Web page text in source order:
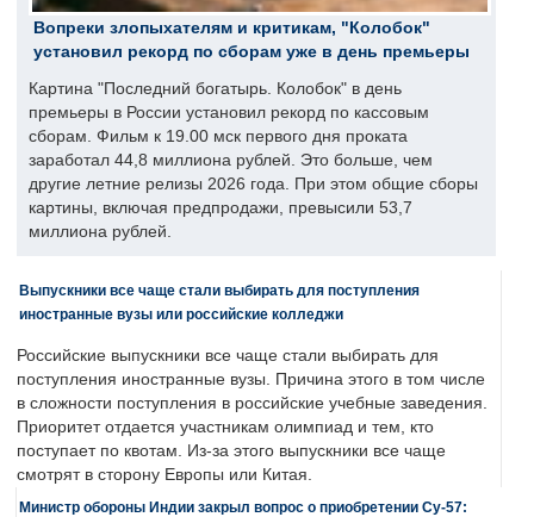
Вопреки злопыхателям и критикам, "Колобок"
установил рекорд по сборам уже в день премьеры
Картина "Последний богатырь. Колобок" в день
премьеры в России установил рекорд по кассовым
сборам. Фильм к 19.00 мск первого дня проката
заработал 44,8 миллиона рублей. Это больше, чем
другие летние релизы 2026 года. При этом общие сборы
картины, включая предпродажи, превысили 53,7
миллиона рублей.
Выпускники все чаще стали выбирать для поступления
иностранные вузы или российские колледжи
Российские выпускники все чаще стали выбирать для
поступления иностранные вузы. Причина этого в том числе
в сложности поступления в российские учебные заведения.
Приоритет отдается участникам олимпиад и тем, кто
поступает по квотам. Из-за этого выпускники все чаще
смотрят в сторону Европы или Китая.
Министр обороны Индии закрыл вопрос о приобретении Су-57: